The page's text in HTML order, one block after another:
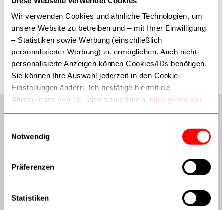
Wir verwenden Cookies und ähnliche Technologien, um
unsere Website zu betreiben und – mit Ihrer Einwilligung
– Statistiken sowie Werbung (einschließlich
personalisierter Werbung) zu ermöglichen. Auch nicht-
personalisierte Anzeigen können Cookies/IDs benötigen.
Sie können Ihre Auswahl jederzeit in den Cookie-
Einstellungen ändern. Ich bestätige hiermit die
Altersgrenze von 18 Jahren zu erfüllen. Hier gehts zur
Google Daten nutzt:
Wie Google Informationen von Websites/Apps nutzt
Verantwortungsvoller Umgang mit Geschäftsdaten
Notwendig
Präferenzen
Statistiken
Mein Wunschzettel
Sie haben keine Artikel auf Ihrem Wunschzettel.